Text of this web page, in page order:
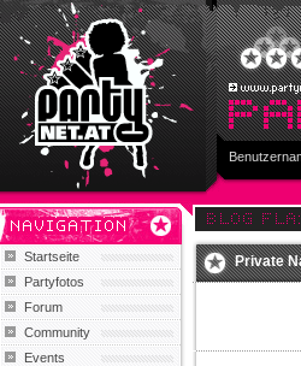
Startseite
Partyfotos
Forum
Community
Events
Private